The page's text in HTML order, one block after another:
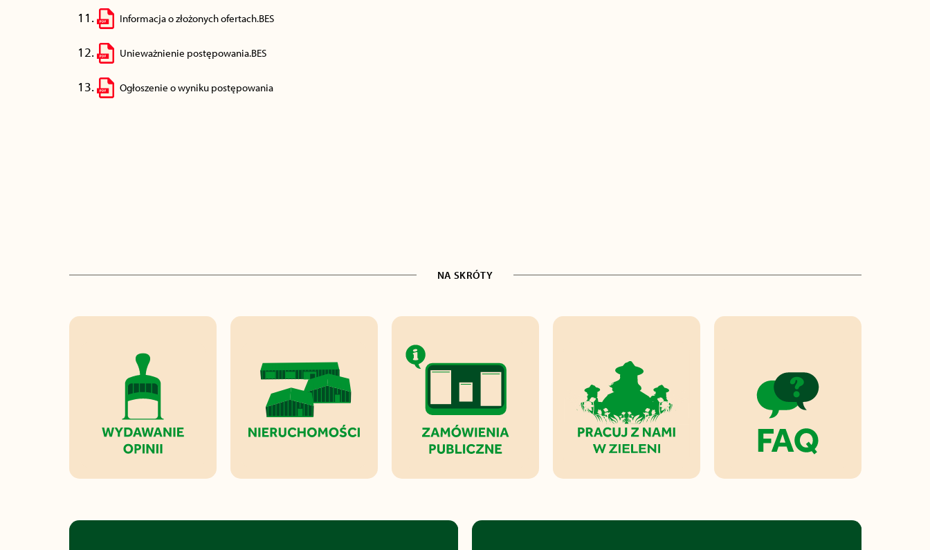
Informacja o złożonych ofertach.BES
Unieważnienie postępowania.BES
Ogłoszenie o wyniku postępowania
NA SKRÓTY